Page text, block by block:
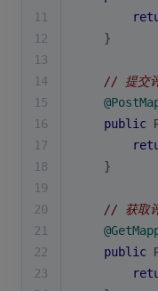
11
12
    }
13
14
// 提交
15
16
public
17
18
    }
19
20
// 获取
21
22
public
23